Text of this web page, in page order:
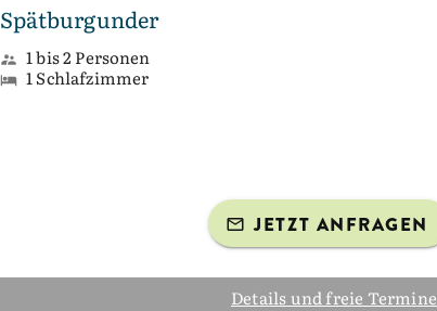
Spätburgunder
1 bis 2 Personen
1 Schlafzimmer
JETZT ANFRAGEN
Details und freie Termine